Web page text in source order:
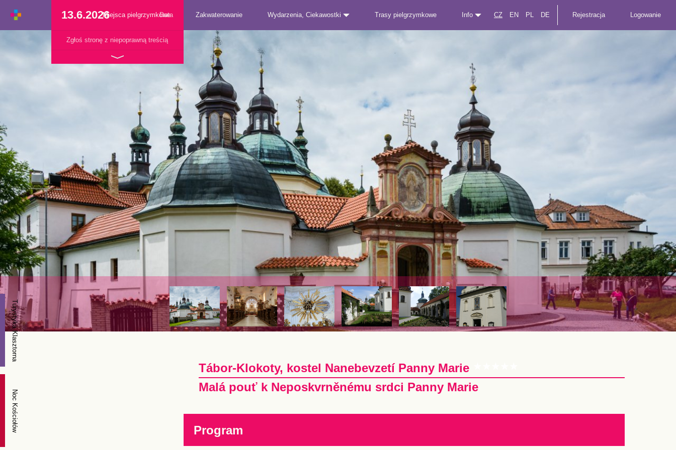
13.6.2026 Data
Zgłoś stronę z niepoprawną treścią
Miejsca pielgrzymkowe Zakwaterowanie Wydarzenia, Ciekawostki Trasy pielgrzymkowe Info CZ EN PL DE Rejestracja Logowanie
Tábor-Klokoty, kostel Nanebevzetí Panny Marie
Malá pouť k Neposkvrněnému srdci Panny Marie
Program
Turystyka Klasztorna
Noc Kościołów